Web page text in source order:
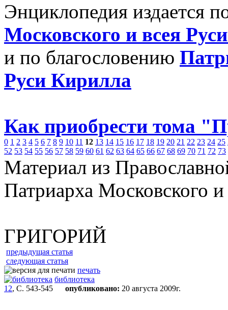
Энциклопедия издается
Московского и всея
и по благословению
Руси Кирилла
Как приобрести тома
0 1 2 3 4 5 6 7 8 9 10 11 12 13 14 15 16 17 18 19 20 21 22 23 24 25
52 53 54 55 56 57 58 59 60 61 62 63 64 65 66 67 68 69 70 71 72 73
Материал из
Патриарха Московского
ГРИГОРИЙ
предыдущая статья
следующая статья
печать
библиотека
12, С. 543-545 опубликовано: 20 августа 2009г.